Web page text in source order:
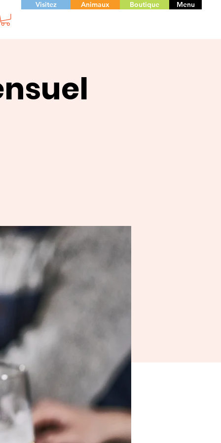
Visitez Animaux Boutique Menu